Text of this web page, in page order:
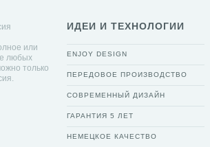
или
любых
только
ИДЕИ И ТЕХНОЛОГИИ
ENJOY DESIGN
ПЕРЕДОВОЕ ПРОИЗВОДСТВО
СОВРЕМЕННЫЙ ДИЗАЙН
ГАРАНТИЯ 5 ЛЕТ
НЕМЕЦКОЕ КАЧЕСТВО